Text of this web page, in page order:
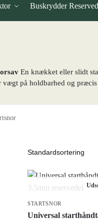
Buskrydder
En knækket eller slidt
på holdbarhed og
STARTSNOR
Universal